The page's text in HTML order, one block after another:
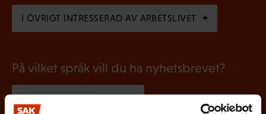
)
s
k
)
I ÖVRIGT INTRESSERAD AV ARBETSLIVET
På vilket språk vill du ha nyhetsbrevet?
SVENSKA FINSKA